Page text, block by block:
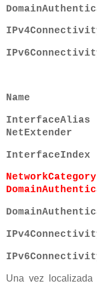
Name
NetExtender
Una vez